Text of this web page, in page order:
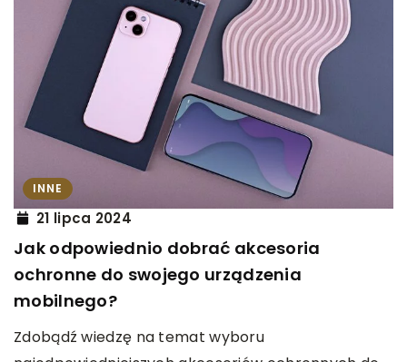
INNE
21 lipca 2024
Jak odpowiednio dobrać akcesoria
ochronne do swojego urządzenia
mobilnego?
Zdobądź wiedzę na temat wyboru